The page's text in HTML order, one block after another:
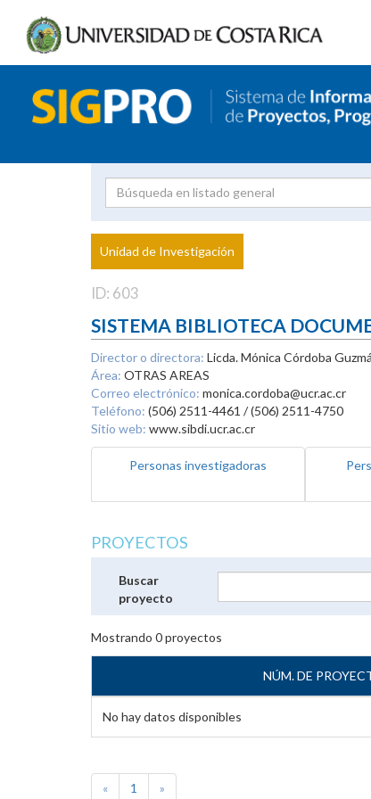
Proyecto
Investigador
Unidad de Investigación
ID: 603
SISTEMA BIBLIOTECA
Director o directora: Licda. Mónica Córdoba
Área: OTRAS AREAS
Correo electrónico: monica.cordoba@ucr.ac.cr
Teléfono: (506) 2511-4461 / (506) 2511-4750
Sitio web: www.sibdi.ucr.ac.cr
Personas investigadoras
PROYECTOS
Buscar
proyecto
Mostrando 0proyectos
NÚM. DE
No hay datos disponibles
« 1 »